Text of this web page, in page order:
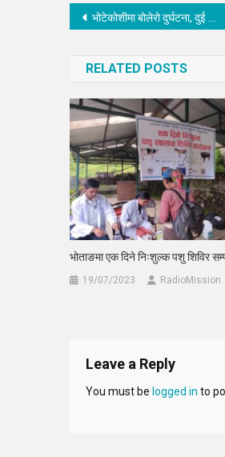
Post
भोटेकोशीमा बोलेरो दुर्घटना, दुई जना बेपत्ता
RELATED POSTS
भोताङमा एक दिने निःशुल्क पशु शिविर
19/07/2023 RadioMission
Leave a Reply
You must be logged in to